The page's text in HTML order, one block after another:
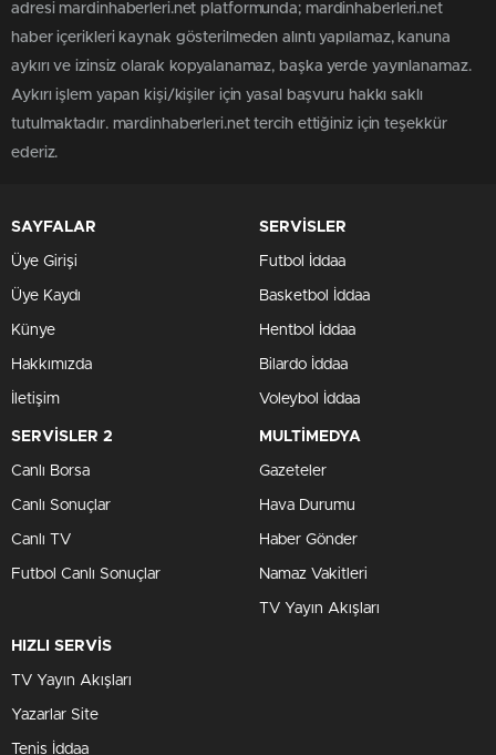
adresi mardinhaberleri.net platformunda; mardinhaberleri.net
haber içerikleri kaynak gösterilmeden alıntı yapılamaz, kanuna
aykırı ve izinsiz olarak kopyalanamaz, başka yerde yayınlanamaz.
Aykırı işlem yapan kişi/kişiler için yasal başvuru hakkı saklı
tutulmaktadır. mardinhaberleri.net tercih ettiğiniz için teşekkür
ederiz.
SAYFALAR
Üye Girişi
Üye Kaydı
Künye
Hakkımızda
İletişim
SERVİSLER
Futbol İddaa
Basketbol İddaa
Hentbol İddaa
Bilardo İddaa
Voleybol İddaa
SERVİSLER 2
Canlı Borsa
Canlı Sonuçlar
Canlı TV
Futbol Canlı Sonuçlar
MULTİMEDYA
Gazeteler
Hava Durumu
Haber Gönder
Namaz Vakitleri
TV Yayın Akışları
HIZLI SERVİS
TV Yayın Akışları
Yazarlar Site
Tenis İddaa